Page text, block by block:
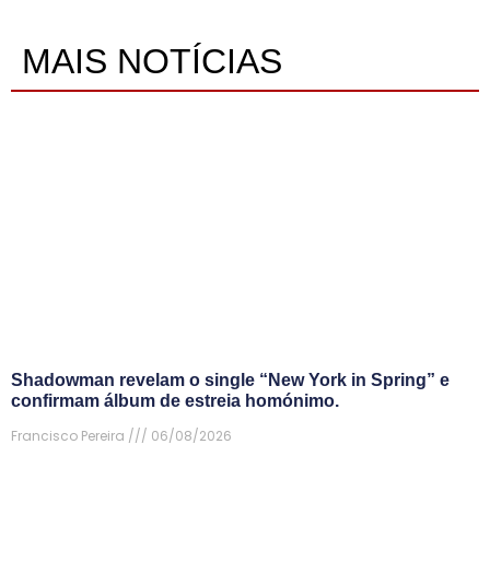
MAIS NOTÍCIAS
Shadowman revelam o single “New York in Spring” e
confirmam álbum de estreia homónimo.
Francisco Pereira
06/08/2026